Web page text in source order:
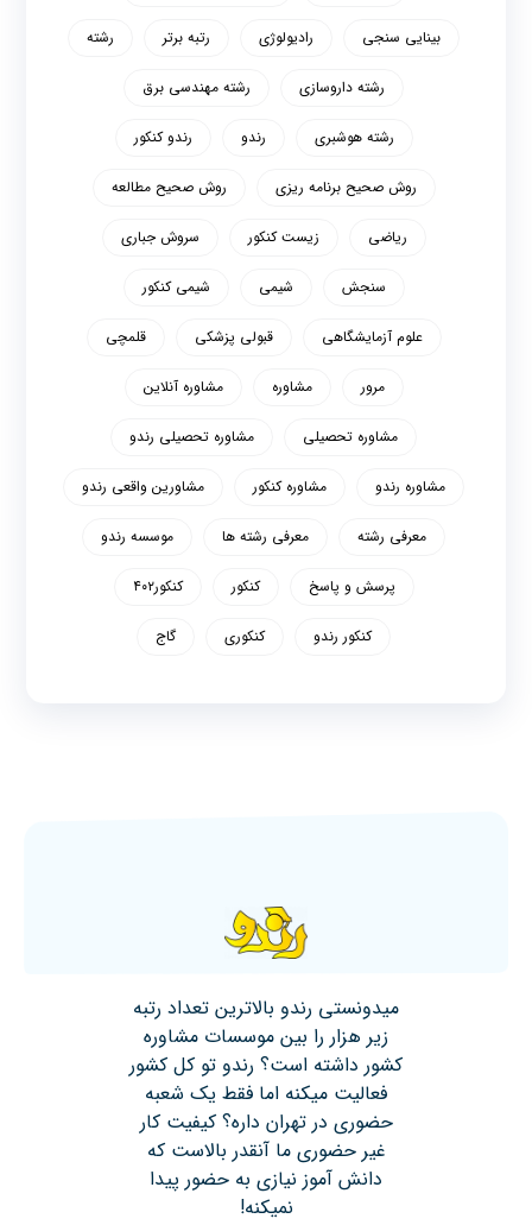
بینایی سنجی رادیولوژی رتبه برتر رشته
رشته داروسازی رشته مهندسی برق
رشته هوشبری رندو رندو کنکور
روش صحیح برنامه ریزی روش صحیح مطالعه
ریاضی زیست کنکور سروش جباری
سنجش شیمی شیمی کنکور
علوم آزمایشگاهی قبولی پزشکی قلمچی
مرور مشاوره مشاوره آنلاین
مشاوره تحصیلی مشاوره تحصیلی رندو
مشاوره رندو مشاوره کنکور مشاورین واقعی رندو
معرفی رشته معرفی رشته ها موسسه رندو
پرسش و پاسخ کنکور کنکور۴۰۲
کنکور رندو کنکوری گاج
میدونستی رندو بالاترین تعداد رتبه
زیر هزار را بین موسسات مشاوره
کشور داشته است؟ رندو تو کل کشور
فعالیت میکنه اما فقط یک شعبه
حضوری در تهران داره؟ کیفیت کار
غیر حضوری ما آنقدر بالاست که
دانش آموز نیازی به حضور پیدا
نمیکنه!